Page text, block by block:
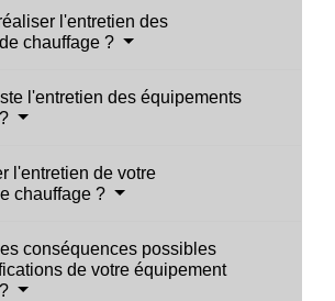
l'entretien des
chauffage ?
l'entretien des équipements
l'entretien de votre
chauffage ?
conséquences possibles
de votre équipement